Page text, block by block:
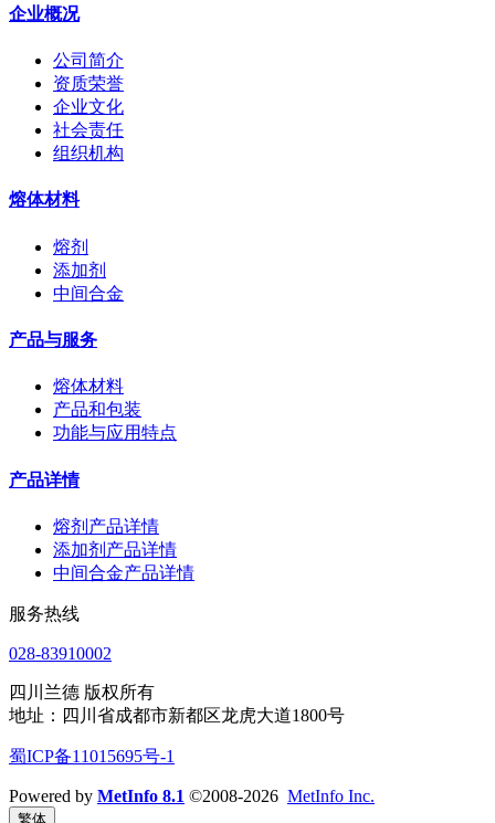
企业概况
公司简介
资质荣誉
企业文化
社会责任
组织机构
熔体材料
熔剂
添加剂
中间合金
产品与服务
熔体材料
产品和包装
功能与应用特点
产品详情
熔剂产品详情
添加剂产品详情
中间合金产品详情
服务热线
028-83910002
四川兰德 版权所有
地址：四川省成都市新都区龙虎大道1800号
蜀ICP备11015695号-1
Powered by MetInfo 8.1 ©2008-2026 MetInfo Inc.
繁体